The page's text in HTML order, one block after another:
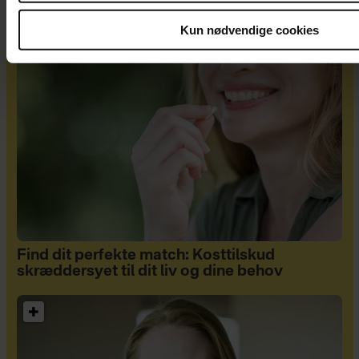
Kun nødvendige cookies
Find dit perfekte match: Kosttilskud
skræddersyet til dit liv og dine behov